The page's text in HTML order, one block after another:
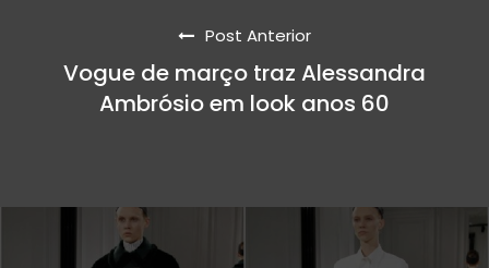
Post Anterior
Vogue de março traz Alessandra
Ambrósio em look anos 60